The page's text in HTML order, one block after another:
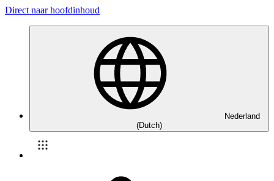
Direct naar hoofdinhoud
Nederland
(Dutch)